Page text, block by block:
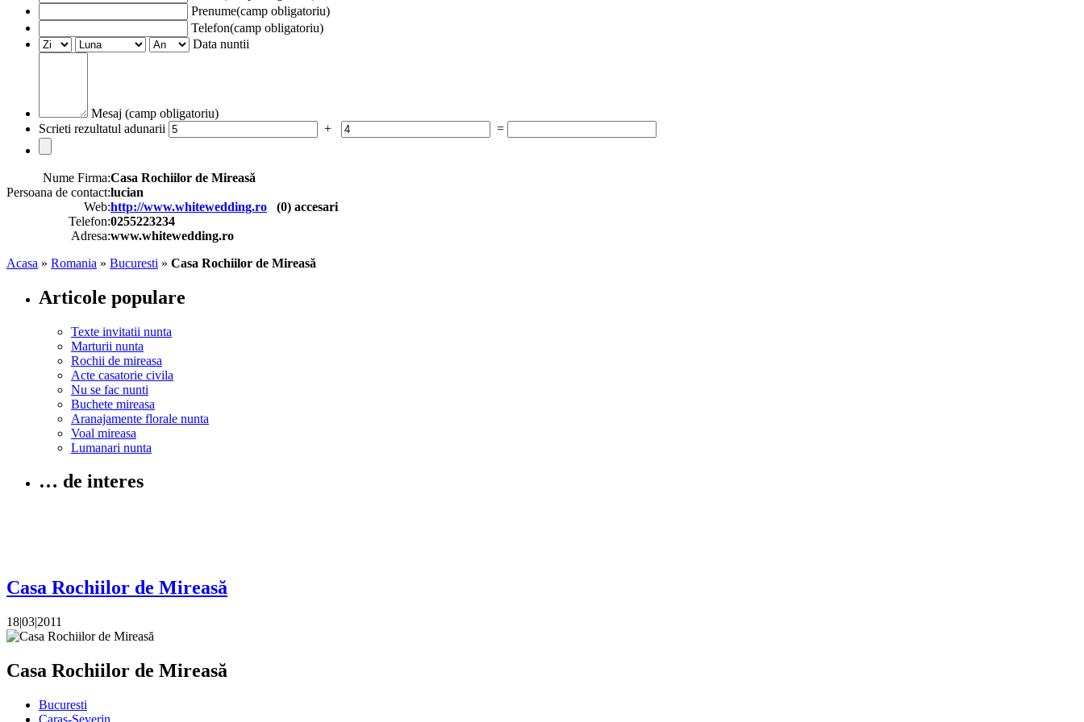
Prenume(camp obligatoriu)
Telefon(camp obligatoriu)
Data nuntii
Mesaj (camp obligatoriu)
Scrieti rezultatul adunarii
+ =
Nume Firma:Casa Rochiilor de Mireasă
Persoana de contact:lucian
Web:http://www.whitewedding.ro (0) accesari
Telefon:0255223234
Adresa:www.whitewedding.ro
Acasa » Romania » Bucuresti » Casa Rochiilor de Mireasă
Articole populare
Texte invitatii nunta
Marturii nunta
Rochii de mireasa
Acte casatorie civila
Nu se fac nunti
Buchete mireasa
Aranajamente florale nunta
Voal mireasa
Lumanari nunta
… de interes
Casa Rochiilor de Mireasă
18|03|2011
Casa Rochiilor de Mireasă
Bucuresti
Caras-Severin